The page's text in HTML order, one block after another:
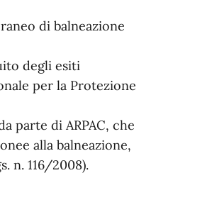
di balneazione
degli esiti
per la Protezione
parte di ARPAC, che
alla balneazione,
n. 116/2008).